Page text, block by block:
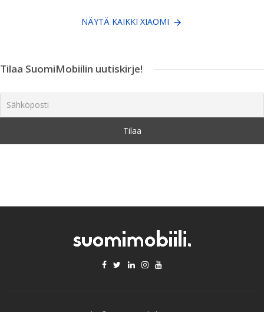
NÄYTÄ KAIKKI XIAOMI
Tilaa SuomiMobiilin uutiskirje!